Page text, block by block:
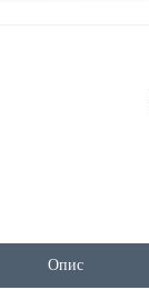
Опис